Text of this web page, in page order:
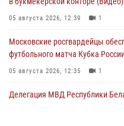
05 августа 2026, 12:39 1
Московские росгвардейцы
футбольного матча Кубка
05 августа 2026, 12:35 1
Делегация МВД Республики